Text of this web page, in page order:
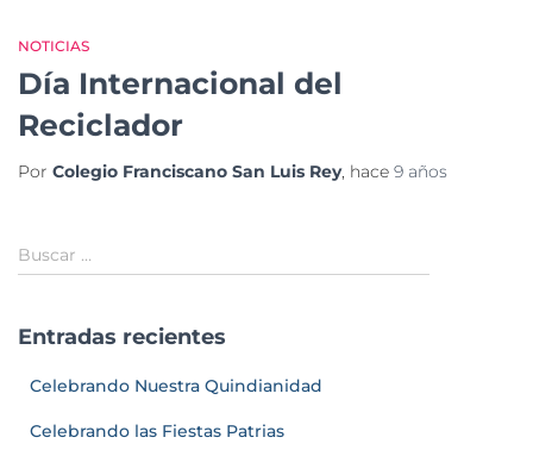
NOTICIAS
Día Internacional del
Reciclador
Por Colegio Franciscano San Luis Rey, hace 9 años
Buscar …
Entradas recientes
Celebrando Nuestra Quindianidad
Celebrando las Fiestas Patrias